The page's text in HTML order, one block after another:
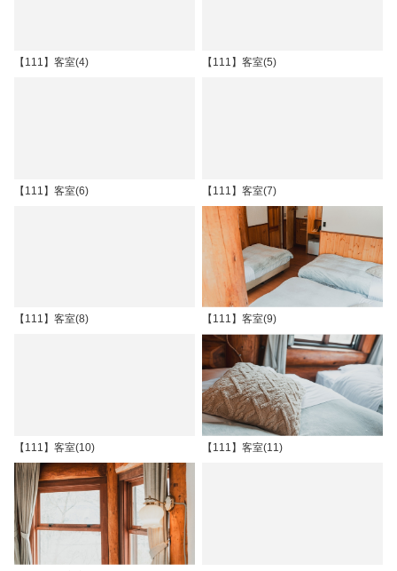
【111】客室(4) 【111】客室(5)
【111】客室(6) 【111】客室(7)
【111】客室(8) 【111】客室(9)
【111】客室(10) 【111】客室(11)